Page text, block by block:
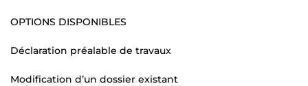
OPTIONS DISPONIBLES
Déclaration préalable de travaux
Modification d’un dossier existant